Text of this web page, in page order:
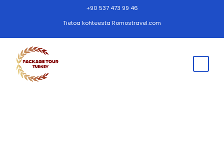
+90 537 473 99 46
Tietoa kohteesta Romostravel.com